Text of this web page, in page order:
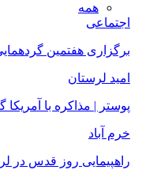
همه
اجتماعی
برگزاری هفتمین
امید لرستان
پوستر | مذاکره با آمریکا
خرم آباد
راهپیمایی روز قدس در